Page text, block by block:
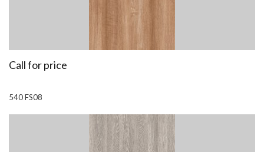
Call for price
540 FS08